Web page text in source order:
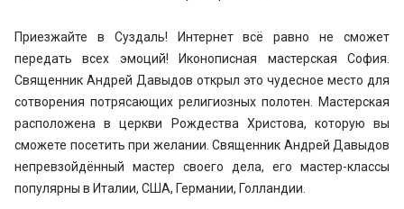
Приезжайте в Суздаль! Интернет всё равно не сможет
передать всех эмоций! Иконописная мастерская София.
Священник Андрей Давыдов открыл это чудесное место для
сотворения потрясающих религиозных полотен. Мастерская
расположена в церкви Рождества Христова, которую вы
сможете посетить при желании. Священник Андрей Давыдов
непревзойдённый мастер своего дела, его мастер-классы
популярны в Италии, США, Германии, Голландии.